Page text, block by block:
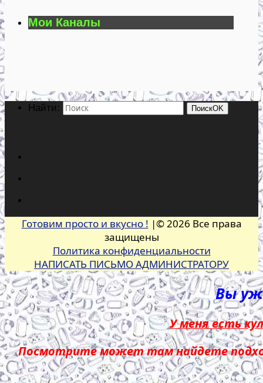
Мои Каналы
Найти: ПоискOK
Готовим просто и вкусно ! |© 2026 Все права
защищены
Политика конфиденциальности
НАПИСАТЬ ПИСЬМО АДМИНИСТРАТОРУ
Вы
У меня есть
Посмотрите может там найдете